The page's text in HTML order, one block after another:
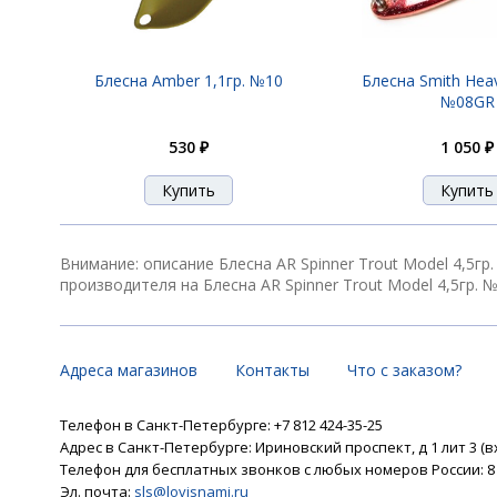
Блесна Smith AR Spinner Trout Model
Блесна Smith AR Spinner Trout Model
Блесна Amber 1,1гр. №10
530 ₽
Блесна Smith
№08GR
1 050 ₽
Внимание: описание Блесна AR Spinner Trout Model
производителя на Блесна AR Spinner Trout Model 4,5гр.
Адреса магазинов Контакты Что с заказом?
Телефон в Санкт-Петербурге: +7 812 424-35-25
Адрес в Санкт-Петербурге: Ириновский проспект, д 1 лит 3
Телефон для бесплатных звонков с любых номеров России: 8
Эл. почта: sls@lovisnami.ru